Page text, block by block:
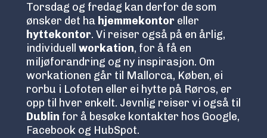
Torsdag og fredag kan derfor de som
ønsker det ha hjemmekontor eller
hyttekontor. Vi reiser også på en årlig,
individuell workation, for å få en
miljøforandring og ny inspirasjon. Om
workationen går til Mallorca, Køben, ei
rorbu i Lofoten eller ei hytte på Røros, er
opp til hver enkelt. Jevnlig reiser vi også til
Dublin for å besøke kontakter hos Google,
Facebook og HubSpot.